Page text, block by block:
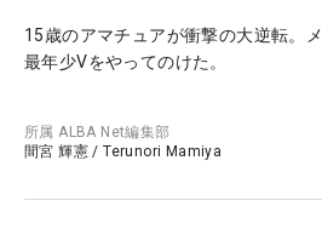
15歳のアマチュアが衝撃の大逆転。
最年少Vをやってのけた。
所属ALBA Net編集部
間宮 輝憲 /Terunori Mamiya